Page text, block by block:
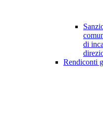
di
Rendiconti